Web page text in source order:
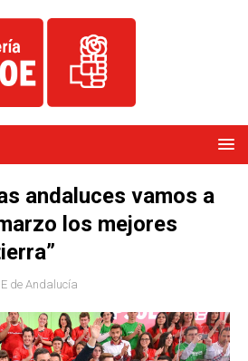
andaluces vamos a
los mejores
de Andalucía